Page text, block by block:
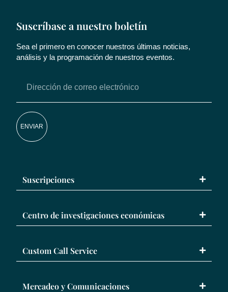
Suscríbase a nuestro boletín
Sea el primero en conocer nuestros últimas noticias,
análisis y la programación de nuestros eventos.
ENVIAR
Suscripciones
Centro de investigaciones económicas
Custom Call Service
Mercadeo y Comunicaciones